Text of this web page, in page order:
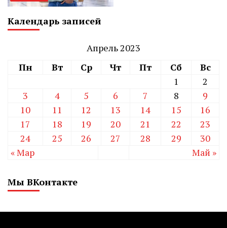
Календарь записей
Апрель 2023
Пн
Вт Ср Чт Пт Сб
Вс
1
2
3
4 5 6 7 8
9
10
11 12 13 14 15
16
17
18 19 20 21 22
23
24
25 26 27 28 29
30
« Мар
Май »
Мы ВКонтакте